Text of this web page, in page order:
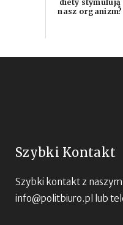
diety stymulują
nasz organizm?
Szybki Kontakt
Szybki kontakt z
info@politbiuro.pl
lub